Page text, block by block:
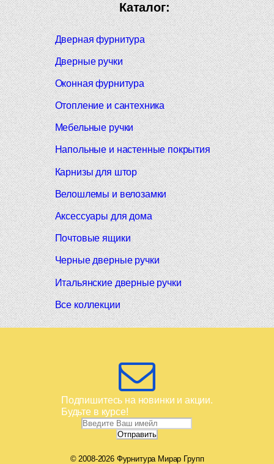
Каталог:
Дверная фурнитура
Дверные ручки
Оконная фурнитура
Отопление и сантехника
Мебельные ручки
Напольные и настенные покрытия
Карнизы для штор
Велошлемы и велозамки
Аксессуары для дома
Почтовые ящики
Черные дверные ручки
Итальянские дверные ручки
Все коллекции
Подпишитесь на новинки и акции.
Будьте в курсе!
© 2008-2026 Фурнитура Мирар Групп